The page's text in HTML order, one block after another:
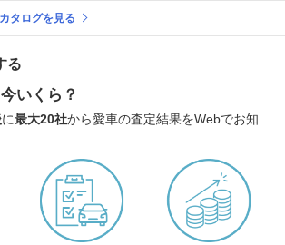
タログを見る
る
いくら？
に最大20社から愛車の査定結果をWebでお知